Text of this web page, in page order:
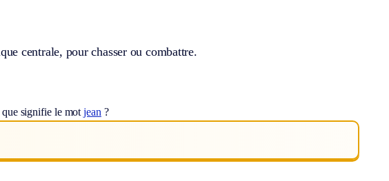
centrale, pour chasser ou combattre.
que signifie le motjean ?